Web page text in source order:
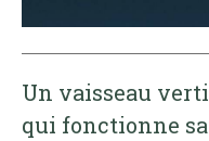
Un vaisseau
qui fonctionne